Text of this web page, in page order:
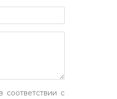
соответствии с